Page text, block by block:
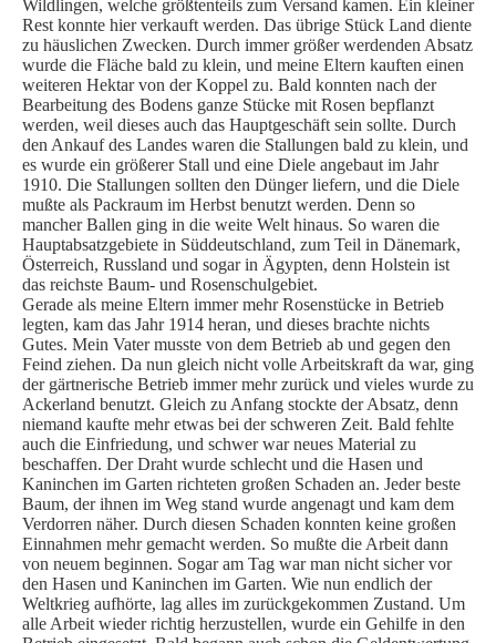
Wildlingen, welche größtenteils zum Versand kamen. Ein kleiner
Rest konnte hier verkauft werden. Das übrige Stück Land diente
zu häuslichen Zwecken. Durch immer größer werdenden Absatz
wurde die Fläche bald zu klein, und meine Eltern kauften einen
weiteren Hektar von der Koppel zu. Bald konnten nach der
Bearbeitung des Bodens ganze Stücke mit Rosen bepflanzt
werden, weil dieses auch das Hauptgeschäft sein sollte. Durch
den Ankauf des Landes waren die Stallungen bald zu klein, und
es wurde ein größerer Stall und eine Diele angebaut im Jahr
1910. Die Stallungen sollten den Dünger liefern, und die Diele
mußte als Packraum im Herbst benutzt werden. Denn so
mancher Ballen ging in die weite Welt hinaus. So waren die
Hauptabsatzgebiete in Süddeutschland, zum Teil in Dänemark,
Österreich, Russland und sogar in Ägypten, denn Holstein ist
das reichste Baum- und Rosenschulgebiet.
Gerade als meine Eltern immer mehr Rosenstücke in Betrieb
legten, kam das Jahr 1914 heran, und dieses brachte nichts
Gutes. Mein Vater musste von dem Betrieb ab und gegen den
Feind ziehen. Da nun gleich nicht volle Arbeitskraft da war, ging
der gärtnerische Betrieb immer mehr zurück und vieles wurde zu
Ackerland benutzt. Gleich zu Anfang stockte der Absatz, denn
niemand kaufte mehr etwas bei der schweren Zeit. Bald fehlte
auch die Einfriedung, und schwer war neues Material zu
beschaffen. Der Draht wurde schlecht und die Hasen und
Kaninchen im Garten richteten großen Schaden an. Jeder beste
Baum, der ihnen im Weg stand wurde angenagt und kam dem
Verdorren näher. Durch diesen Schaden konnten keine großen
Einnahmen mehr gemacht werden. So mußte die Arbeit dann
von neuem beginnen. Sogar am Tag war man nicht sicher vor
den Hasen und Kaninchen im Garten. Wie nun endlich der
Weltkrieg aufhörte, lag alles im zurückgekommen Zustand. Um
alle Arbeit wieder richtig herzustellen, wurde ein Gehilfe in den